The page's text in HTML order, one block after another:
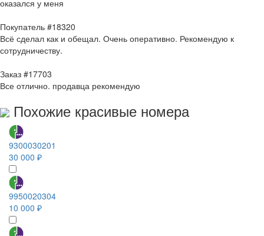
оказался у меня
Покупатель #18320
Всё сделал как и обещал. Очень оперативно. Рекомендую к
сотрудничеству.
Заказ #17703
Все отлично. продавца рекомендую
Похожие красивые номера
9300030201
30 000 ₽
9950020304
10 000 ₽